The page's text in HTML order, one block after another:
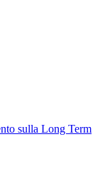
sulla Long Term